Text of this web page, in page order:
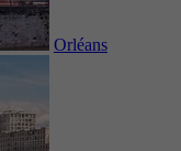
Orléans